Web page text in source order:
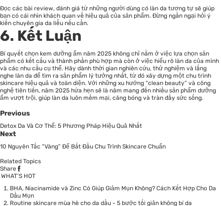
Đọc các bài review, đánh giá từ những người dùng có làn da tương tự sẽ giúp
bạn có cái nhìn khách quan về hiệu quả của sản phẩm. Đừng ngần ngại hỏi ý
kiến chuyên gia da liễu nếu cần.
6. Kết Luận
Bí quyết chọn kem dưỡng ẩm năm 2025 không chỉ nằm ở việc lựa chọn sản
phẩm có kết cấu và thành phần phù hợp mà còn ở việc hiểu rõ làn da của mình
và các nhu cầu cụ thể. Hãy dành thời gian nghiên cứu, thử nghiệm và lắng
nghe làn da để tìm ra sản phẩm lý tưởng nhất, từ đó xây dựng một chu trình
skincare hiệu quả và toàn diện. Với những xu hướng “clean beauty” và công
nghệ tiên tiến, năm 2025 hứa hẹn sẽ là năm mang đến nhiều sản phẩm dưỡng
ẩm vượt trội, giúp làn da luôn mềm mại, căng bóng và tràn đầy sức sống.
Previous
Detox Da Và Cơ Thể: 5 Phương Pháp Hiệu Quả Nhất
Next
10 Nguyên Tắc “Vàng” Để Bắt Đầu Chu Trình Skincare Chuẩn
Related Topics
Share
WHAT’S HOT
BHA, Niacinamide và Zinc Có Giúp Giảm Mụn Không? Cách Kết Hợp Cho Da
Dầu Mụn
Routine skincare mùa hè cho da dầu - 5 bước tối giản không bí da